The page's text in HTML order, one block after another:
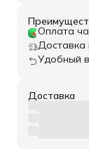
Оплата
Доставка
Удобный
Доставка